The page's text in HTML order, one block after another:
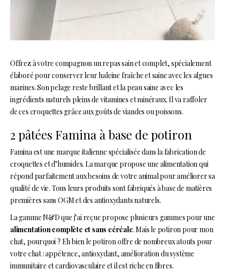
Offrez à votre compagnon un repas sain et complet, spécialement
élaboré pour conserver leur haleine fraîche et saine avec les algues
marines. Son pelage reste brillant et la peau saine avec les
ingrédients naturels pleins de vitamines et minéraux. Il va raffoler
de ces croquettes grâce aux goûts de viandes ou poissons.
2 pâtées Famina à base de potiron
Famina est une marque italienne spécialisée dans la fabrication de
croquettes et d’humides. La marque propose une alimentation qui
répond parfaitement aux besoins de votre animal pour améliorer sa
qualité de vie. Tous leurs produits sont fabriqués à base de matières
premières sans OGM et des antioxydants naturels.
La gamme N&D que j’ai reçue propose plusieurs gammes pour une
alimentation complète et sans céréale. Mais le potiron pour mon
chat, pourquoi ? Eh bien le potiron offre de nombreux atouts pour
votre chat : appétence, antioxydant, amélioration du système
immunitaire et cardiovasculaire et il est riche en fibres.